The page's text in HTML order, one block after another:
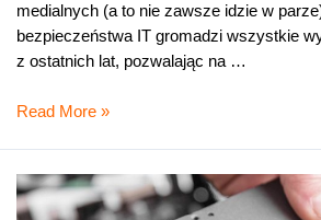
medialnych (a to nie zawsze idzie w
bezpieczeństwa IT gromadzi wszystkie
z ostatnich lat, pozwalając na …
Czy
wyciekło?
Read More »